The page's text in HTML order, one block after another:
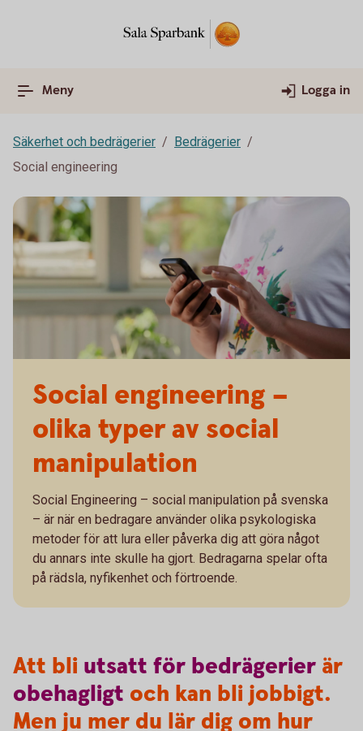
Meny Logga in
Säkerhet och bedrägerier
Bedrägerier
Social engineering
Social engineering –
olika typer av social
manipulation
Social Engineering – social manipulation på svenska
– är när en bedragare använder olika psykologiska
metoder för att lura eller påverka dig att göra något
du annars inte skulle ha gjort. Bedragarna spelar ofta
på rädsla, nyfikenhet och förtroende.
Att bli utsatt för bedrägerier är
obehagligt och kan bli jobbigt.
Men ju mer du lär dig om hur